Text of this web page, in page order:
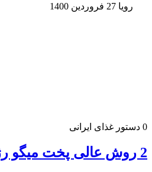
رویا 27 فروردین 1400
0 دستور غذای ایرانی
2 روش عالی پخت میگو رژیمی با سبزیجات